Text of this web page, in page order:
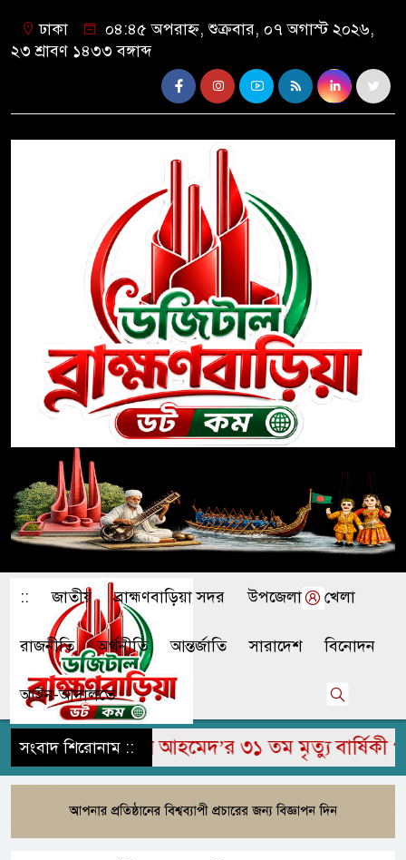
ঢাকা
০৪:৪৫ অপরাহ্ন, শুক্রবার, ০৭ অগাস্ট ২০২৬,
২৩ শ্রাবণ ১৪৩৩ বঙ্গাব্দ
:: জাতীয় ব্রাহ্মণবাড়িয়া সদর উপজেলা খেলা
রাজনীতি অর্থনীতি আন্তর্জাতি সারাদেশ বিনোদন
আইন-আদালতে
সংবাদ শিরোনাম ::
জামির উদ্দিন আহমেদ’র ৩১ তম মৃত্যু বার্ষিকী